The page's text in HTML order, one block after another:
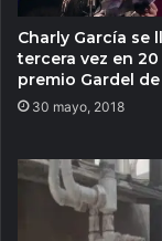
Charly García se
tercera vez en
premio Gardel
30 mayo, 2018